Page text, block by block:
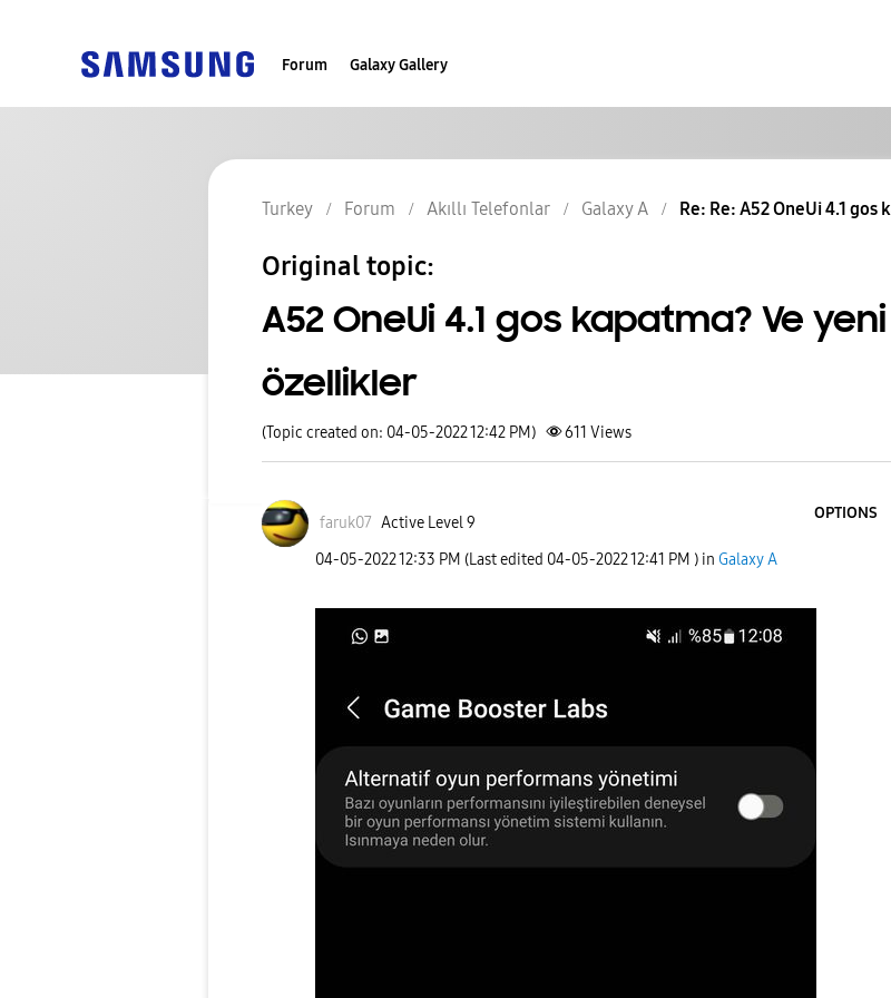
Forum Galaxy Gallery
Turkey Forum Akıllı Telefonlar Galaxy A Re: Re: A52 OneUi 4.1
Original topic:
A52 OneUi 4.1 gos kapatma? Ve yeni
özellikler
(Topic created on: 04-05-2022 12:42 PM) 611 Views
faruk07 Active Level 9
OPTIONS
‎04-05-202212:33 PM (Last edited ‎04-05-202212:41 PM ) in Galaxy A